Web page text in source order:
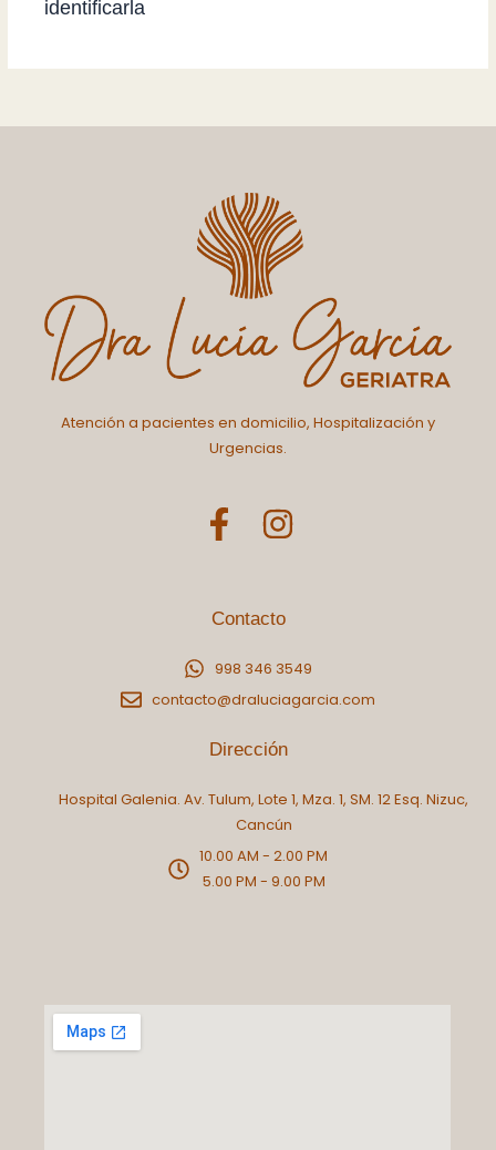
identificarla
Atención a pacientes en domicilio, Hospitalización y
Urgencias.
F
a
e
b
o
o
k
-
I
t
a
g
a
m
Contacto
998 346 3549
contacto@draluciagarcia.com
Dirección
Hospital Galenia. Av. Tulum, Lote 1, Mza. 1, SM. 12 Esq. Nizuc,
Cancún
10.00 AM - 2.00 PM
5.00 PM - 9.00 PM